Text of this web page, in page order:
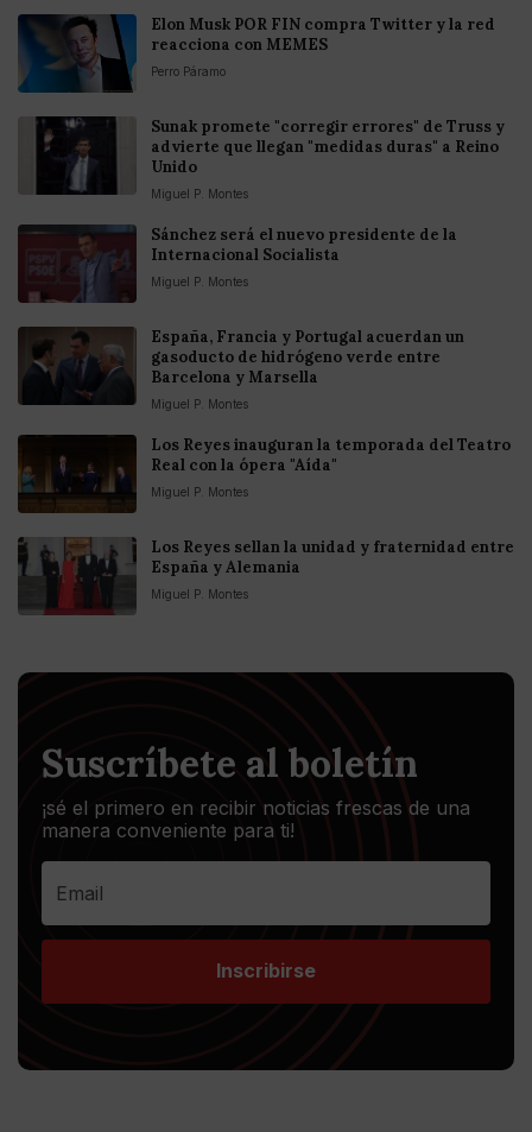
Elon Musk POR FIN compra Twitter y la red
reacciona con MEMES
Perro Páramo
Sunak promete "corregir errores" de Truss y
advierte que llegan "medidas duras" a Reino
Unido
Miguel P. Montes
Sánchez será el nuevo presidente de la
Internacional Socialista
Miguel P. Montes
España, Francia y Portugal acuerdan un
gasoducto de hidrógeno verde entre
Barcelona y Marsella
Miguel P. Montes
Los Reyes inauguran la temporada del Teatro
Real con la ópera "Aída"
Miguel P. Montes
Los Reyes sellan la unidad y fraternidad entre
España y Alemania
Miguel P. Montes
Suscríbete al boletín
¡sé el primero en recibir noticias frescas de una
manera conveniente para ti!
Inscribirse